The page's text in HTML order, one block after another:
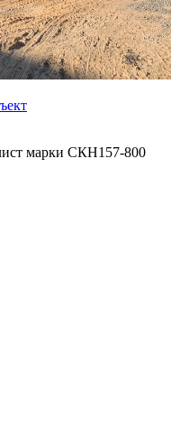
марки СКН157-800